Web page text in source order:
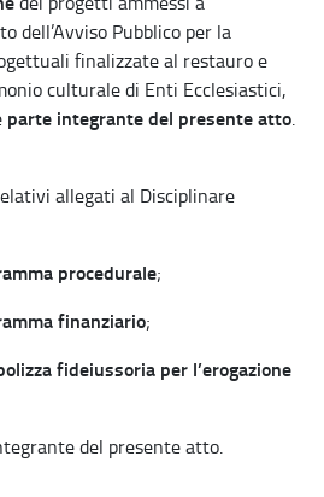
dell’Avviso Pubblico per la
finalizzate al restauro e
culturale di Enti Ecclesiastici,
parte integrante del presente atto.
allegati al Disciplinare
procedurale;
finanziario;
fideiussoria per l’erogazione
del presente atto.